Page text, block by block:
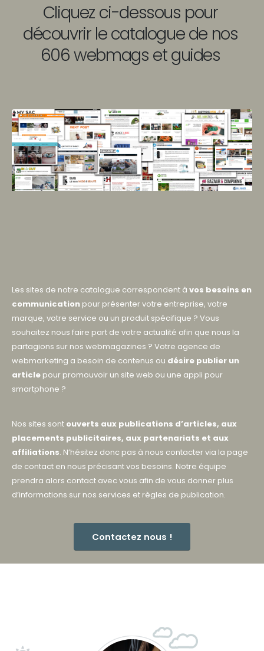
Cliquez ci-dessous pour
découvrir le catalogue de nos
606 webmags et guides
Les sites de notre catalogue correspondent à vos besoins en
communication pour présenter votre entreprise, votre
marque, votre service ou un produit spécifique ? Vous
souhaitez nous faire part de votre actualité afin que nous la
partagions sur nos webmagazines ? Votre agence de
webmarketing a besoin de contenus ou désire publier un
article pour promouvoir un site web ou une appli pour
smartphone ?
Nos sites sont ouverts aux publications d’articles, aux
placements publicitaires, aux partenariats et aux
affiliations. N’hésitez donc pas à nous contacter via la page
de contact en nous précisant vos besoins. Notre équipe
prendra alors contact avec vous afin de vous donner plus
d’informations sur nos services et règles de publication.
Contactez nous !